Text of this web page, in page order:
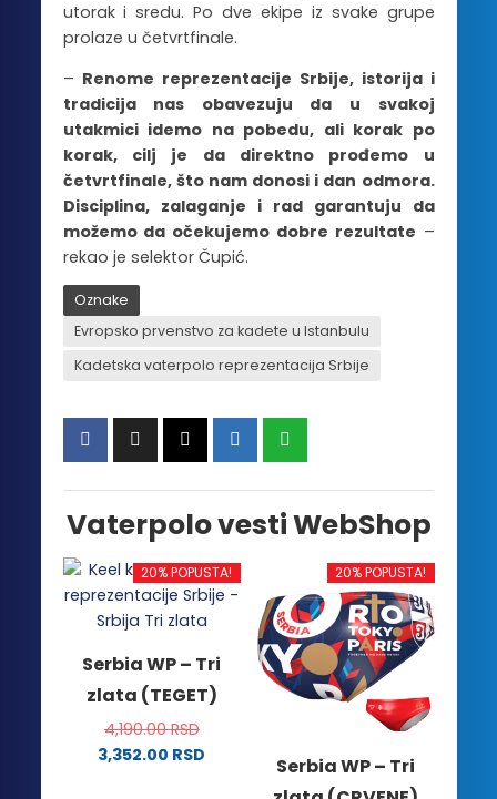
utorak i sredu. Po dve ekipe iz svake grupe
prolaze u četvrtfinale.
– Renome reprezentacije Srbije, istorija i
tradicija nas obavezuju da u svakoj
utakmici idemo na pobedu, ali korak po
korak, cilj je da direktno prođemo u
četvrtfinale, što nam donosi i dan odmora.
Disciplina, zalaganje i rad garantuju da
možemo da očekujemo dobre rezultate –
rekao je selektor Čupić.
Oznake
Evropsko prvenstvo za kadete u Istanbulu
Kadetska vaterpolo reprezentacija Srbije
Vaterpolo vesti WebShop
20% POPUSTA!
Serbia WP – Tri
zlata (TEGET)
4,190.00RSD
3,352.00 RSD
20% POPUSTA!
Serbia WP – Tri